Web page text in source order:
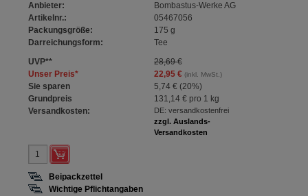
Anbieter:
Bombastus-Werke AG
Artikelnr.:
05467056
Packungsgröße:
175 g
Darreichungsform:
Tee
UVP**
28,69 €
Unser Preis* 22,95 €(inkl. MwSt.)
Sie sparen 5,74 € (20%)
Grundpreis
131,14 €pro 1 kg
Versandkosten:
DE: versandkostenfrei
zzgl. Auslands-
Versandkosten
Beipackzettel
Wichtige Pflichtangaben